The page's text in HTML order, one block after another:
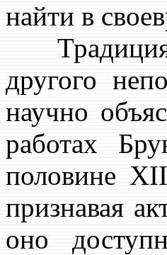
найти в
Традиция
другого
научно
работах
половине
признавая
оно